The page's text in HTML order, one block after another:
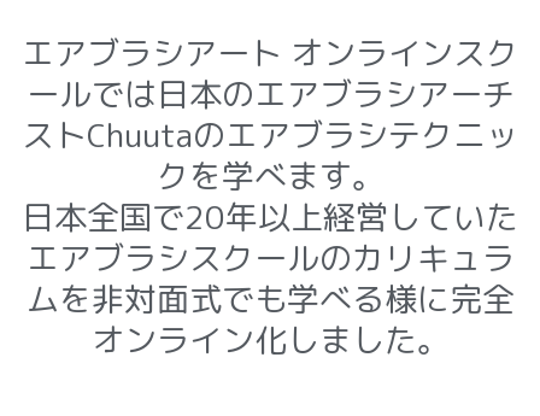
エアブラシアート オンラインスク
ールでは日本のエアブラシアーチ
ストChuutaのエアブラシテクニッ
クを学べます。
日本全国で20年以上経営していた
エアブラシスクールのカリキュラ
ムを非対面式でも学べる様に完全
オンライン化しました。